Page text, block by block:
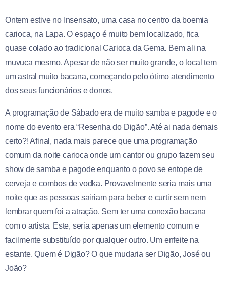
Ontem estive no Insensato, uma casa no centro da boemia
carioca, na Lapa. O espaço é muito bem localizado, fica
quase colado ao tradicional Carioca da Gema. Bem ali na
muvuca mesmo. Apesar de não ser muito grande, o local tem
um astral muito bacana, começando pelo ótimo atendimento
dos seus funcionários e donos.
A programação de Sábado era de muito samba e pagode e o
nome do evento era “Resenha do Digão”. Até ai nada demais
certo?! Afinal, nada mais parece que uma programação
comum da noite carioca onde um cantor ou grupo fazem seu
show de samba e pagode enquanto o povo se entope de
cerveja e combos de vodka. Provavelmente seria mais uma
noite que as pessoas sairiam para beber e curtir sem nem
lembrar quem foi a atração. Sem ter uma conexão bacana
com o artista. Este, seria apenas um elemento comum e
facilmente substituído por qualquer outro. Um enfeite na
estante. Quem é Digão? O que mudaria ser Digão, José ou
João?